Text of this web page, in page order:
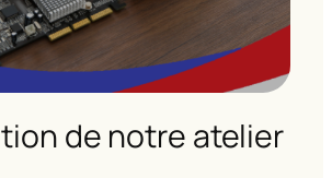
de notre atelier